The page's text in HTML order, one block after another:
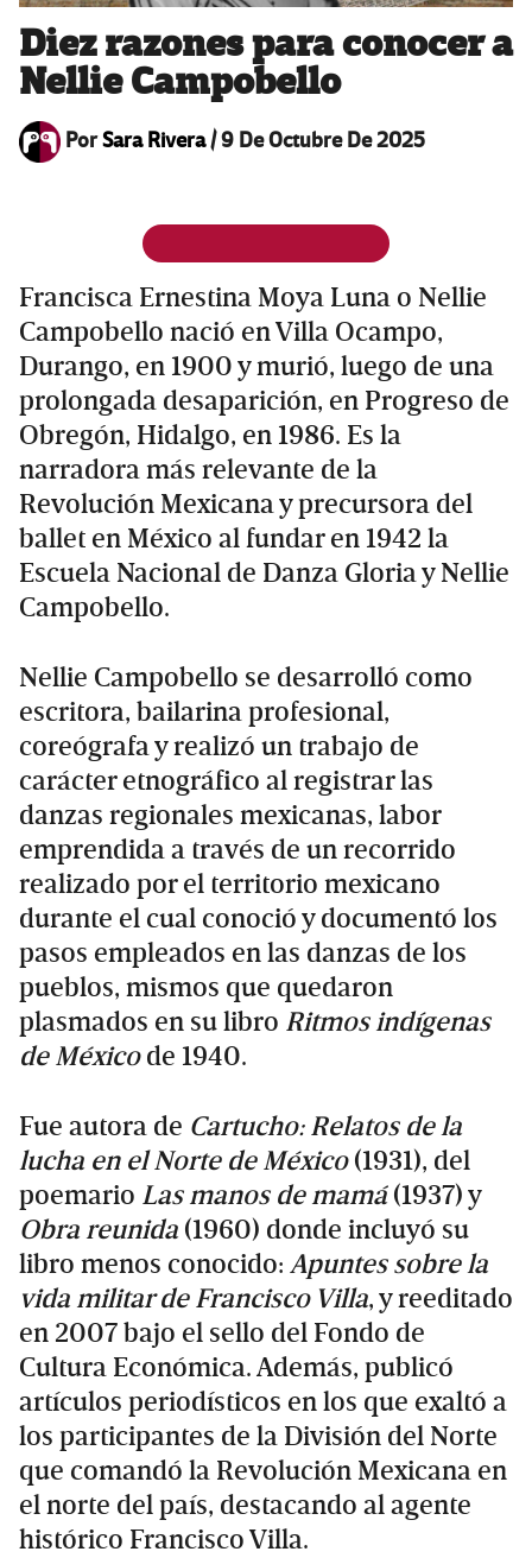
Diez razones para conocer a
Nellie Campobello
PorSara Rivera/9 De Octubre De 2025
Francisca Ernestina Moya Luna o Nellie
Campobello nació en Villa Ocampo,
Durango, en 1900 y murió, luego de una
prolongada desaparición, en Progreso de
Obregón, Hidalgo, en 1986. Es la
narradora más relevante de la
Revolución Mexicana y precursora del
ballet en México al fundar en 1942 la
Escuela Nacional de Danza Gloria y Nellie
Campobello.
Nellie Campobello se desarrolló como
escritora, bailarina profesional,
coreógrafa y realizó un trabajo de
carácter etnográfico al registrar las
danzas regionales mexicanas, labor
emprendida a través de un recorrido
realizado por el territorio mexicano
durante el cual conoció y documentó los
pasos empleados en las danzas de los
pueblos, mismos que quedaron
plasmados en su libro Ritmos indígenas
de Méxicode 1940.
Fue autora de Cartucho: Relatos de la
lucha en el Norte de México(1931), del
poemario Las manos de mamá(1937) y
Obra reunida (1960) donde incluyó su
libro menos conocido: Apuntes sobre la
vida militar de Francisco Villa, y reeditado
en 2007 bajo el sello del Fondo de
Cultura Económica. Además, publicó
artículos periodísticos en los que exaltó a
los participantes de la División del Norte
que comandó la Revolución Mexicana en
el norte del país, destacando al agente
histórico Francisco Villa.